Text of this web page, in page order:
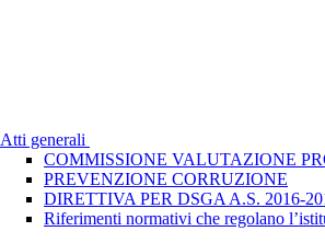
Atti generali
COMMISSIONE VALUTAZIONE
PREVENZIONE CORRUZIONE
DIRETTIVA PER DSGA A.S. 2016-
Riferimenti normativi che regolano